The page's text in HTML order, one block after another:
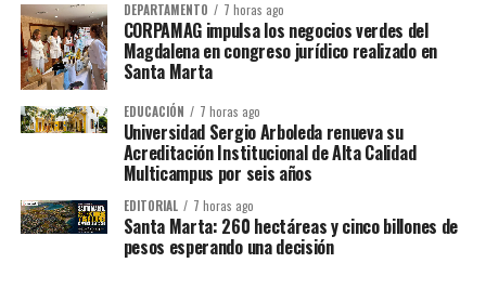
DEPARTAMENTO 7 horas ago
CORPAMAG impulsa los negocios verdes del
Magdalena en congreso jurídico realizado en
Santa Marta
EDUCACIÓN 7 horas ago
Universidad Sergio Arboleda renueva su
Acreditación Institucional de Alta Calidad
Multicampus por seis años
EDITORIAL 7 horas ago
Santa Marta: 260 hectáreas y cinco billones de
pesos esperando una decisión